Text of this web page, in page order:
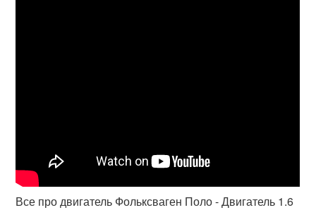
Все про двигатель Фольксваген Поло - Двигатель 1.6